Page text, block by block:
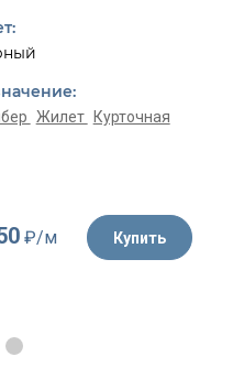
Жилет Курточная
₽/м Купить